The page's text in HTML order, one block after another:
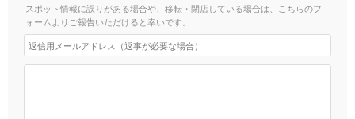
スポット情報に誤りがある場合や、移転・閉店している場合は、こちらのフ
ォームよりご報告いただけると幸いです。